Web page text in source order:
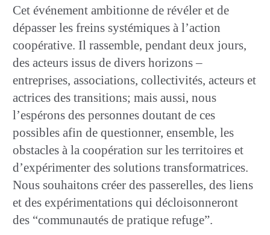
Cet événement ambitionne de révéler et de
dépasser les freins systémiques à l’action
coopérative. Il rassemble, pendant deux jours,
des acteurs issus de divers horizons –
entreprises, associations, collectivités, acteurs et
actrices des transitions; mais aussi, nous
l’espérons des personnes doutant de ces
possibles afin de questionner, ensemble, les
obstacles à la coopération sur les territoires et
d’expérimenter des solutions transformatrices.
Nous souhaitons créer des passerelles, des liens
et des expérimentations qui décloisonneront
des “communautés de pratique refuge”.